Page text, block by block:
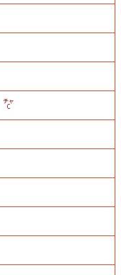
チャ
C